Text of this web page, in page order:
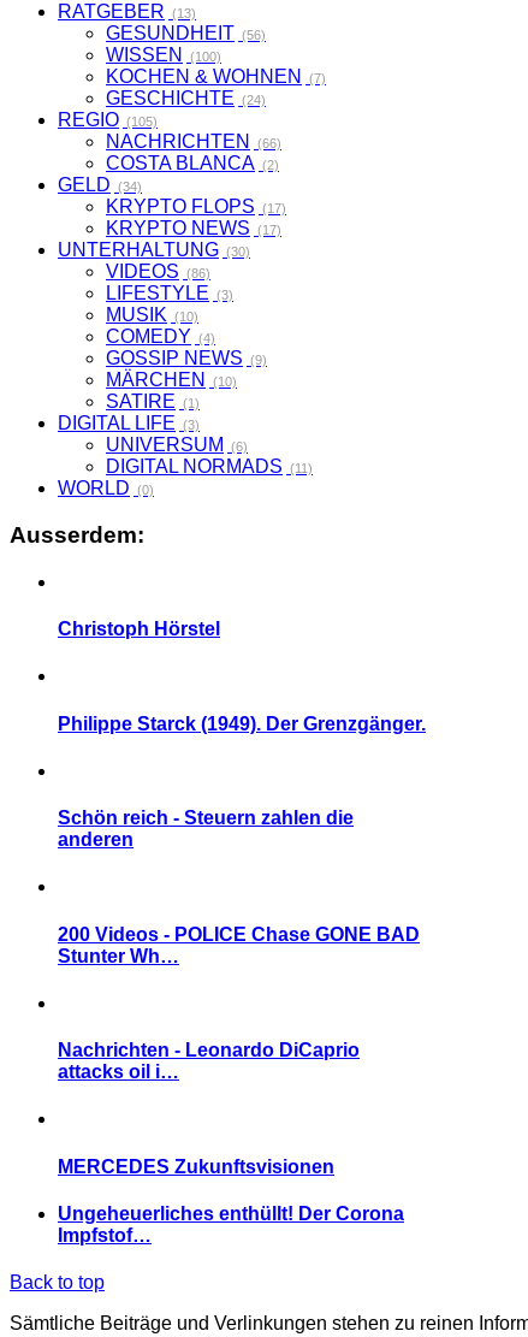
RATGEBER (13)
GESUNDHEIT (56)
WISSEN (100)
KOCHEN & WOHNEN (7)
GESCHICHTE (24)
REGIO (105)
NACHRICHTEN (66)
COSTA BLANCA (2)
GELD (34)
KRYPTO FLOPS (17)
KRYPTO NEWS (17)
UNTERHALTUNG (30)
VIDEOS (86)
LIFESTYLE (3)
MUSIK (10)
COMEDY (4)
GOSSIP NEWS (9)
MÄRCHEN (10)
SATIRE (1)
DIGITAL LIFE (3)
UNIVERSUM (6)
DIGITAL NORMADS (11)
WORLD (0)
Ausserdem:
Christoph Hörstel
Philippe Starck (1949). Der Grenzgänger.
Schön reich - Steuern zahlen die
anderen
200 Videos - POLICE Chase GONE BAD
Stunter Wh…
Nachrichten - Leonardo DiCaprio
attacks oil i…
MERCEDES Zukunftsvisionen
Ungeheuerliches enthüllt! Der Corona
Impfstof…
Back to top
Sämtliche Beiträge und Verlinkungen stehen zu reinen